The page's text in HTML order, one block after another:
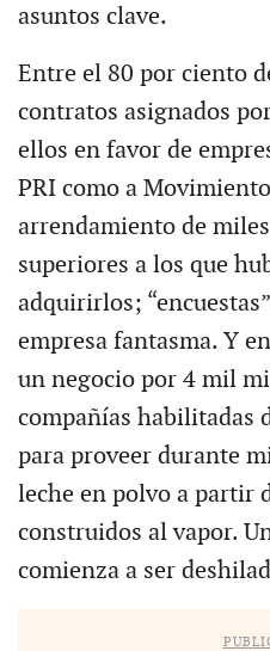
asuntos clave.
Entre el 80 por ciento
contratos asignados
ellos en favor de
PRI como a
arrendamiento de
superiores a los que
adquirirlos;
empresa fantasma. Y
un negocio por 4 mil
compañías habilitadas
para proveer durante
leche en polvo a partir
construidos al vapor.
comienza a ser